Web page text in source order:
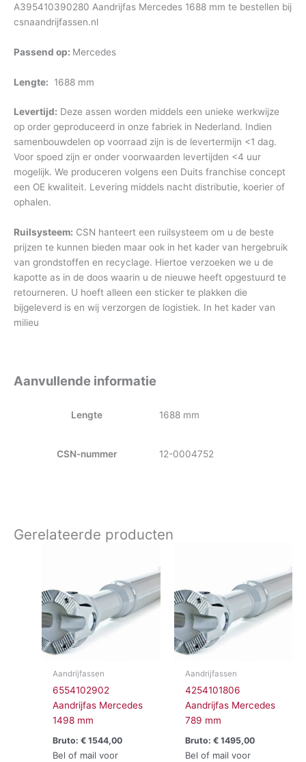
A395410390280 Aandrijfas Mercedes 1688 mm te bestellen bij
csnaandrijfassen.nl
Passend op: Mercedes
Lengte: 1688 mm
Levertijd: Deze assen worden middels een unieke werkwijze
op order geproduceerd in onze fabriek in Nederland. Indien
samenbouwdelen op voorraad zijn is de levertermijn <1 dag.
Voor spoed zijn er onder voorwaarden levertijden <4 uur
mogelijk. We produceren volgens een Duits franchise concept
een OE kwaliteit. Levering middels nacht distributie, koerier of
ophalen.
Ruilsysteem: CSN hanteert een ruilsysteem om u de beste
prijzen te kunnen bieden maar ook in het kader van hergebruik
van grondstoffen en recyclage. Hiertoe verzoeken we u de
kapotte as in de doos waarin u de nieuwe heeft opgestuurd te
retourneren. U hoeft alleen een sticker te plakken die
bijgeleverd is en wij verzorgen de logistiek. In het kader van
milieu
Aanvullende informatie
Lengte 1688 mm
CSN-nummer 12-0004752
Gerelateerde producten
Aandrijfassen
6554102902
Aandrijfas Mercedes
1498 mm
Bruto:€ 1544,00
Bel of mail voor
Aandrijfassen
4254101806
Aandrijfas Mercedes
789 mm
Bruto: €1495,00
Bel of mail voor